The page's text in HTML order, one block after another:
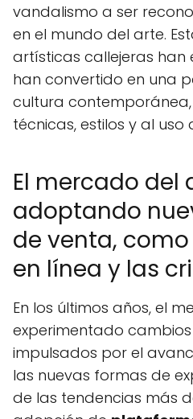
vandalismo a ser
en el mundo del arte.
artísticas callejeras han
han convertido en una
cultura
técnicas, estilos y al
El mercado del
adoptando
de venta,
en línea y las
En los últimos años, el
experimentado
impulsados por el
las nuevas formas de
de las tendencias más